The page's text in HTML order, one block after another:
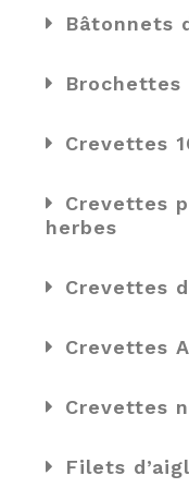
Bâtonnets
Brochettes
Crevettes
Crevettes
herbes
Crevettes
Crevettes
Crevettes
Filets